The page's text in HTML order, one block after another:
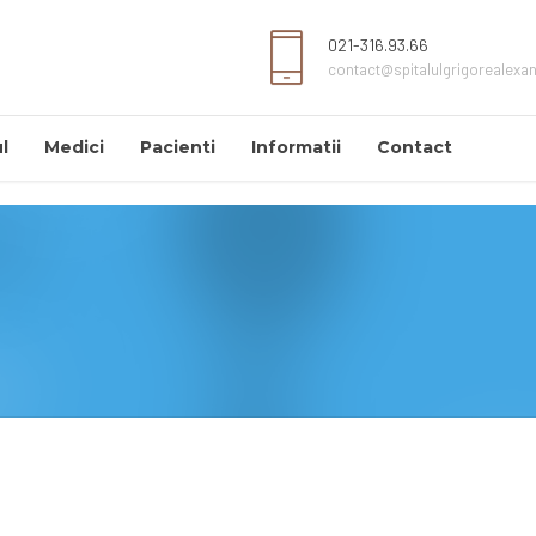
021-316.93.66
Medici Pacienti Informatii Contact